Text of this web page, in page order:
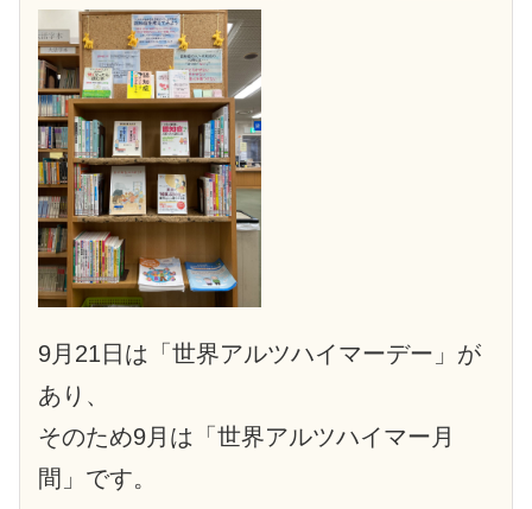
9月21日は「世界アルツハイマーデー」が
あり、
そのため9月は「世界アルツハイマー月
間」です。